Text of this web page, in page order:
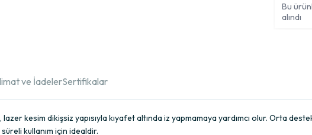
Bu
alındı
ve İadelerSertifikalar
kesim dikişsiz yapısıyla kıyafet altında iz yapmamaya yardımcı olur. Orta
kullanım için idealdir.